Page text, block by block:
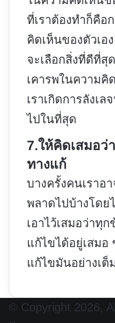
ที่เราต้องทำก็คือ
คิดเห็นของตัวเอ
จะเลือกสิ่งที่ดีที่สุ
เคารพในความคิ
เราเกิดการลังเ
ไปในที่สุด
7.ให้คิดเสมอ
ทางแก้
บางครั้งคนเราอ
พลาดไปบ้างโดย
เอาไว้เสมอว่าทุ
แก้ไขได้อยู่เสมอ
แก้ไขมันอย่างเต็
© Copyright 2026,